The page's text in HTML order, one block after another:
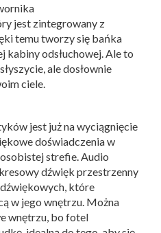
jest zintegrowany z
temu tworzy się bańka
kabiny odsłuchowej. Ale to
ale dosłownie
ciele.
jest już na wyciągnięcie
doświadczenia w
strefie. Audio
dźwięk przestrzenny
które
w jego wnętrzu. Można
wnętrzu, bo fotel